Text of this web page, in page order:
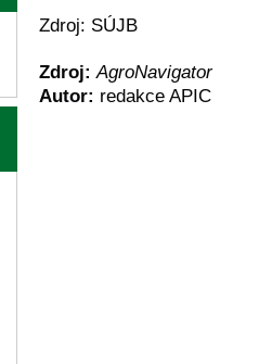
Zdroj: SÚJB
Zdroj: AgroNavigator
Autor: redakce APIC